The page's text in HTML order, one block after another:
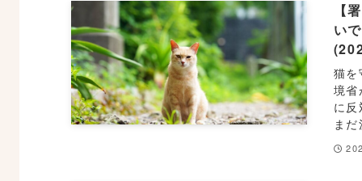
【
い
猫
境
に
ま